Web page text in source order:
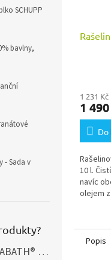
SCHUPP
bavlny,
- Sada v
Parafínová lázeň THERABATH® PRO, parafínová vana TB7
je
5,0
5
1 231
1
Do
10 l.
navíc
olejem
Popis